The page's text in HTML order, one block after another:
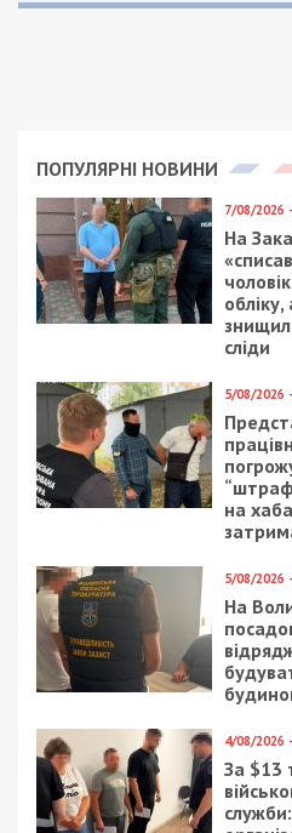
3/08/2021 - 22:00
Почему в Днепре 100
лет назад грабили
13/09/2025 - 13:34
3-й полк ССО імені
Святослава Хороброго:
рви ворога, як Лісовий